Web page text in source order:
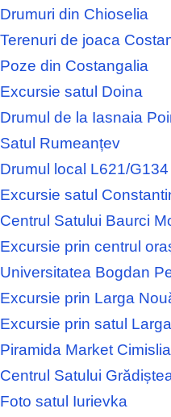
Drumuri din Chioselia
Terenuri de joaca
Poze din Costangalia
Excursie satul Doina
Drumul de la Iasnaia
Satul Rumeanțev
Drumul local L621/G134
Excursie satul
Centrul Satului Baurci
Excursie prin centrul
Universitatea Bogdan
Excursie prin Larga
Excursie prin satul
Piramida Market Cimislia
Centrul Satului
Foto satul Iurievka